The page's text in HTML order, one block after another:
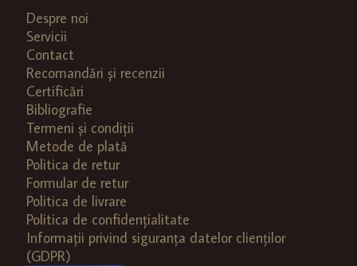
Despre noi
Servicii
Contact
Recomandări și recenzii
Certificări
Bibliografie
Termeni și condiții
Metode de plată
Politica de retur
Formular de retur
Politica de livrare
Politica de confidențialitate
Informații privind siguranța datelor clienților
(GDPR)